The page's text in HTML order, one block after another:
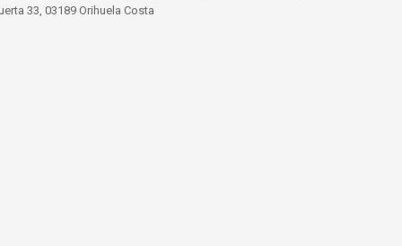
33, 03189 Orihuela Costa